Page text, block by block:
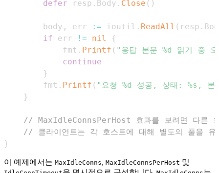
defer resp . Body . Close ( )
		body
, err := ioutil . ReadAll ( resp .
if err != nil
{
			fmt
. Printf ( "응답 본문 %d 읽기 중
continue
}
		fmt
. Printf ( "요청 %d 성공, 상태: %s, 본
}
// MaxIdleConnsPerHost 효과를 보려면 다른 호
// 클라이언트는 각 호스트에 대해 별도의 풀을 유
}
이 예제에서는 MaxIdleConns, MaxIdleConnsPerHost 및